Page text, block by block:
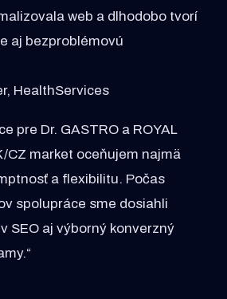
web a dlhodobo tvorí
aj bezproblémovú
HealthServices
pre Dr. GASTRO a ROYAL
CZ market oceňujem najmä
a flexibilitu. Počas
spolupráce sme dosiahli
SEO aj výborný konverzný